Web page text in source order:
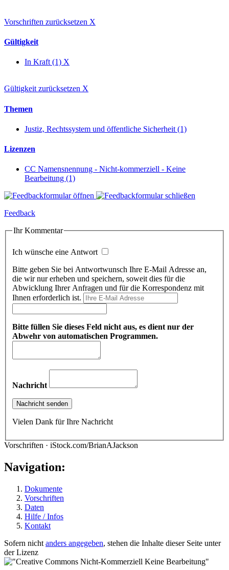
Vorschriften zurücksetzen X
Gültigkeit
In Kraft (1) X
Gültigkeit zurücksetzen X
Themen
Justiz, Rechtssystem und öffentliche Sicherheit (1)
Lizenzen
CC Namensnennung - Nicht-kommerziell - Keine
Bearbeitung (1)
Feedback
Ihr Kommentar
Ich wünsche eine Antwort
Bitte geben Sie bei Antwortwunsch Ihre E-Mail Adresse an,
die wir nur erheben und speichern, soweit dies für die
Abwicklung Ihrer Anfragen und für die Korrespondenz mit
Ihnen erforderlich ist.
Bitte füllen Sie dieses Feld nicht aus, es dient nur der
Abwehr von automatischen Programmen.
Nachricht
Vielen Dank für Ihre Nachricht
Vorschriften · iStock.com/BrianAJackson
Navigation:
Dokumente
Vorschriften
Daten
Hilfe / Infos
Kontakt
Sofern nicht anders angegeben, stehen die Inhalte dieser Seite unter
der Lizenz